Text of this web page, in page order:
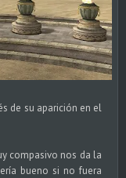
de su aparición en el
compasivo nos da la
bueno si no fuera